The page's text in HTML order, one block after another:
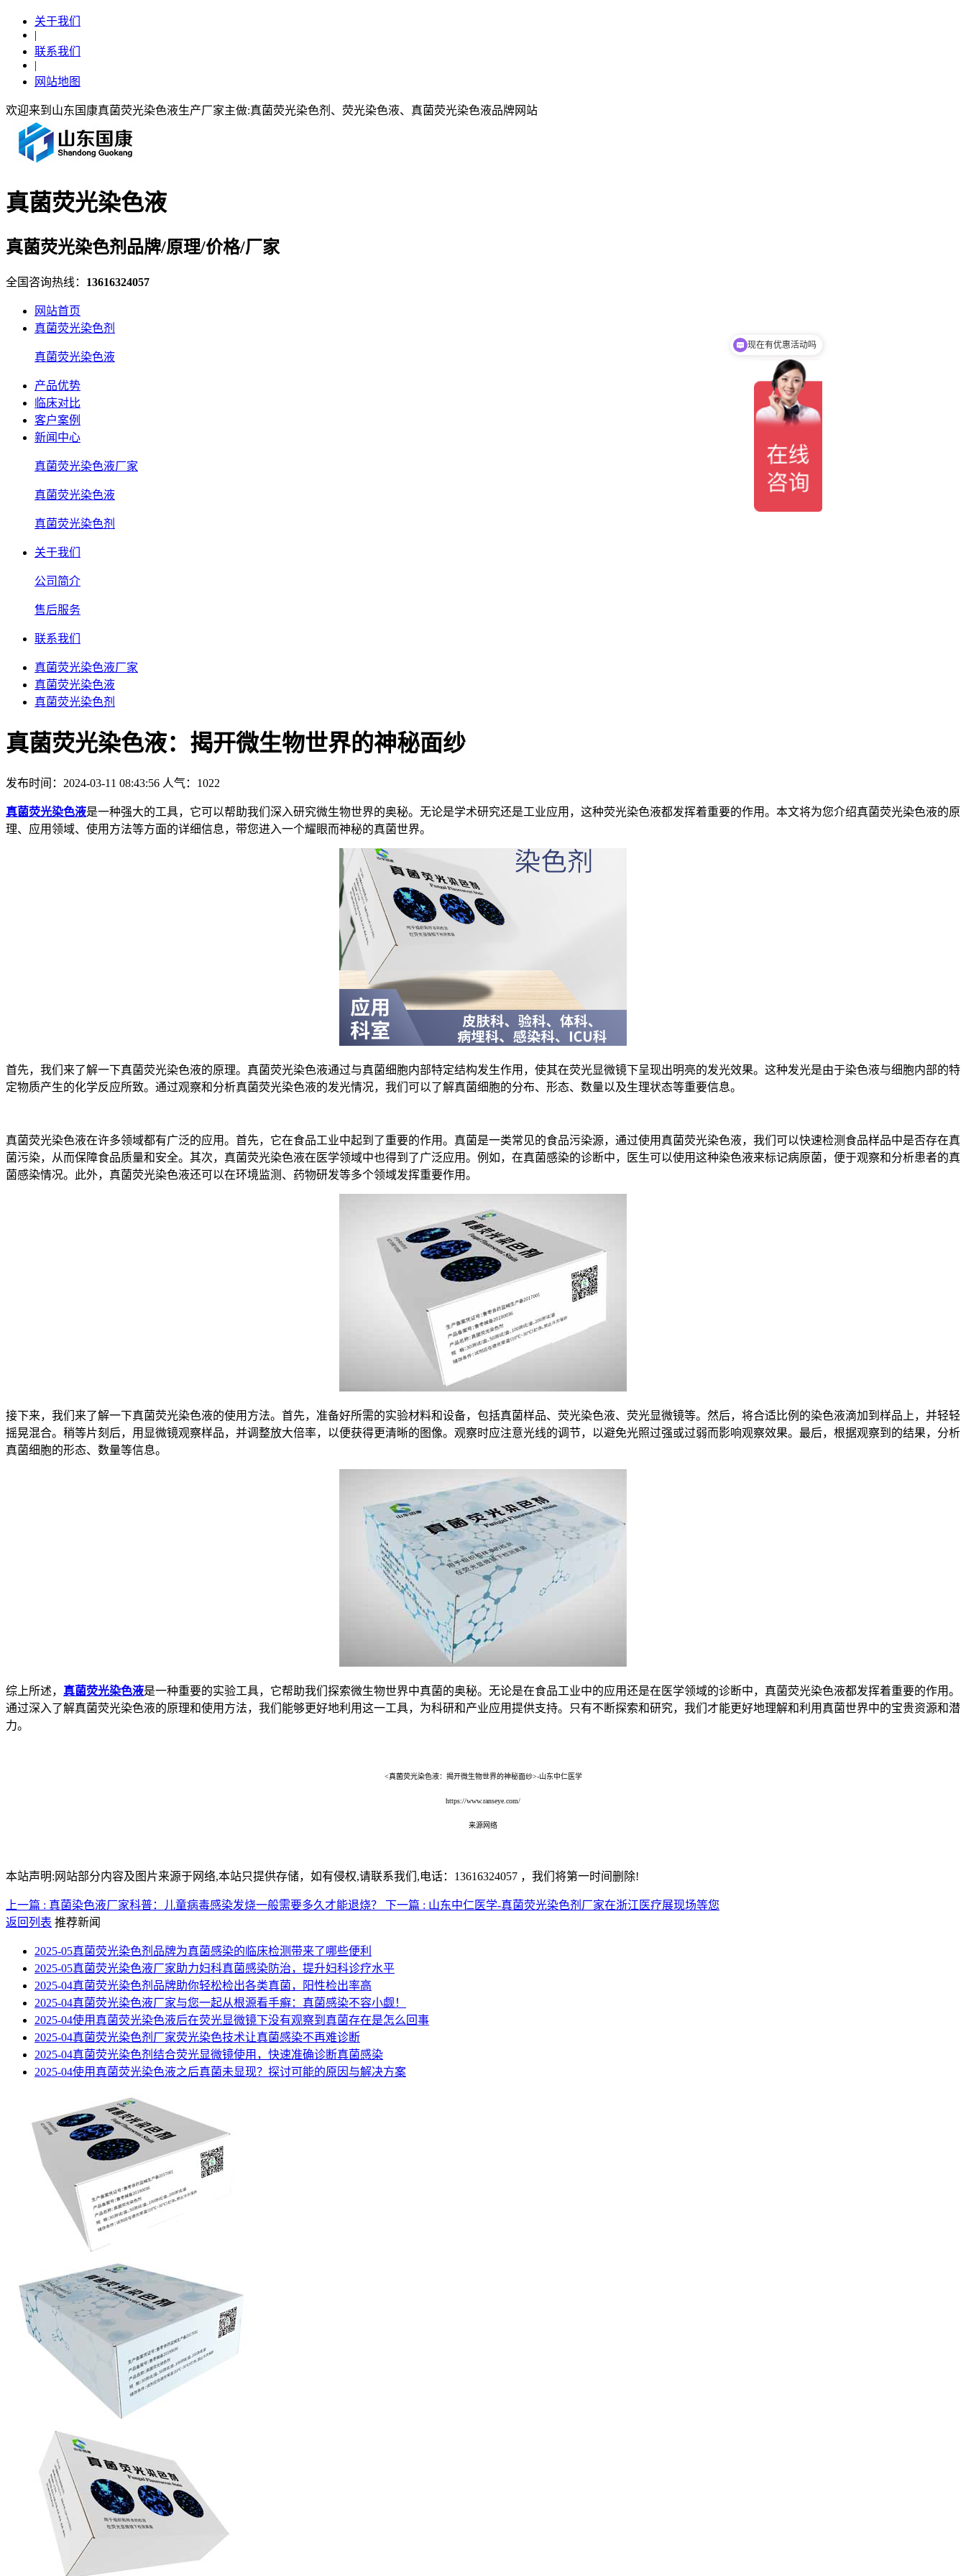
关于我们
|
联系我们
|
网站地图
欢迎来到山东国康真菌荧光染色液生产厂家主做:真菌荧光染色剂、荧光染色液、真菌荧光染色液品牌网站
真菌荧光染色液
真菌荧光染色剂品牌/原理/价格/厂家
全国咨询热线： 13616324057
网站首页
真菌荧光染色剂
真菌荧光染色液
产品优势
临床对比
客户案例
新闻中心
真菌荧光染色液厂家
真菌荧光染色液
真菌荧光染色剂
关于我们
公司简介
售后服务
联系我们
真菌荧光染色液厂家
真菌荧光染色液
真菌荧光染色剂
真菌荧光染色液：揭开微生物世界的神秘面纱
发布时间：2024-03-11 08:43:56 人气： 1022
真菌荧光染色液是一种强大的工具，它可以帮助我们深入研究微生物世界的奥秘。无论是学术研究还是工业应用，这种荧光染色液都发挥着重要的作用。本文将为您介绍真菌荧光染色液的原
理、应用领域、使用方法等方面的详细信息，带您进入一个耀眼而神秘的真菌世界。
首先，我们来了解一下真菌荧光染色液的原理。真菌荧光染色液通过与真菌细胞内部特定结构发生作用，使其在荧光显微镜下呈现出明亮的发光效果。这种发光是由于染色液与细胞内部的特
定物质产生的化学反应所致。通过观察和分析真菌荧光染色液的发光情况，我们可以了解真菌细胞的分布、形态、数量以及生理状态等重要信息。
真菌荧光染色液在许多领域都有广泛的应用。首先，它在食品工业中起到了重要的作用。真菌是一类常见的食品污染源，通过使用真菌荧光染色液，我们可以快速检测食品样品中是否存在真
菌污染，从而保障食品质量和安全。其次，真菌荧光染色液在医学领域中也得到了广泛应用。例如，在真菌感染的诊断中，医生可以使用这种染色液来标记病原菌，便于观察和分析患者的真
菌感染情况。此外，真菌荧光染色液还可以在环境监测、药物研发等多个领域发挥重要作用。
接下来，我们来了解一下真菌荧光染色液的使用方法。首先，准备好所需的实验材料和设备，包括真菌样品、荧光染色液、荧光显微镜等。然后，将合适比例的染色液滴加到样品上，并轻轻
摇晃混合。稍等片刻后，用显微镜观察样品，并调整放大倍率，以便获得更清晰的图像。观察时应注意光线的调节，以避免光照过强或过弱而影响观察效果。最后，根据观察到的结果，分析
真菌细胞的形态、数量等信息。
综上所述， 真菌荧光染色液是一种重要的实验工具，它帮助我们探索微生物世界中真菌的奥秘。无论是在食品工业中的应用还是在医学领域的诊断中，真菌荧光染色液都发挥着重要的作用。
通过深入了解真菌荧光染色液的原理和使用方法，我们能够更好地利用这一工具，为科研和产业应用提供支持。只有不断探索和研究，我们才能更好地理解和利用真菌世界中的宝贵资源和潜
力。
<真菌荧光染色液：揭开微生物世界的神秘面纱>-山东中仁医学
https://www.ranseye.com/
来源网络
本站声明:网站部分内容及图片来源于网络,本站只提供存储，如有侵权,请联系我们,电话：13616324057 ，我们将第一时间删除!
上一篇 : 真菌染色液厂家科普：儿童病毒感染发烧一般需要多久才能退烧？ 下一篇 : 山东中仁医学-真菌荧光染色剂厂家在浙江医疗展现场等您
返回列表 推荐新闻
2025-05真菌荧光染色剂品牌为真菌感染的临床检测带来了哪些便利
2025-05真菌荧光染色液厂家助力妇科真菌感染防治，提升妇科诊疗水平
2025-04真菌荧光染色剂品牌助你轻松检出各类真菌，阳性检出率高
2025-04真菌荧光染色液厂家与您一起从根源看手癣：真菌感染不容小觑！
2025-04使用真菌荧光染色液后在荧光显微镜下没有观察到真菌存在是怎么回事
2025-04真菌荧光染色剂厂家荧光染色技术让真菌感染不再难诊断
2025-04真菌荧光染色剂结合荧光显微镜使用，快速准确诊断真菌感染
2025-04使用真菌荧光染色液之后真菌未显现？探讨可能的原因与解决方案
可以介绍下你们的产品么